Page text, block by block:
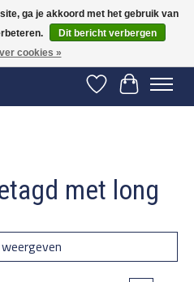
| Op voorraad binnen 2-5 werkdagen
Verlanglijst
met long
ga je akkoord met het gebruik van
Dit bericht verbergen
cookies »